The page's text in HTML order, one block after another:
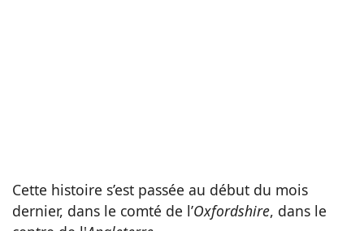
Cette histoire s’est passée au début du mois
dernier, dans le comté de l’Oxfordshire, dans le